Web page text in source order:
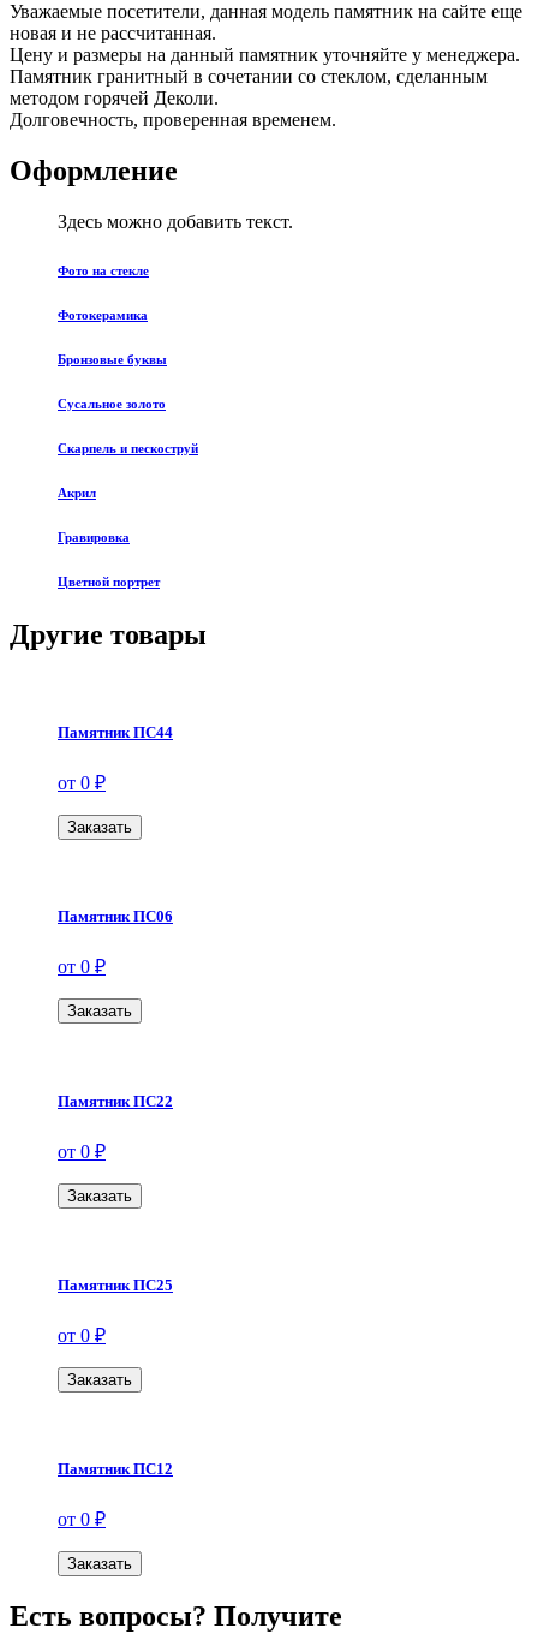
Уважаемые посетители, данная модель памятник на сайте еще
новая и не рассчитанная.
Цену и размеры на данный памятник уточняйте у менеджера.
Памятник гранитный в сочетании со стеклом, сделанным
методом горячей Деколи.
Долговечность, проверенная временем.
Оформление
Здесь можно добавить текст.
Фото на стекле
Фотокерамика
Бронзовые буквы
Сусальное золото
Скарпель и пескоструй
Акрил
Гравировка
Цветной портрет
Другие товары
Памятник ПС44
от 0 ₽
Заказать
Памятник ПС06
от 0 ₽
Заказать
Памятник ПС22
от 0 ₽
Заказать
Памятник ПС25
от 0 ₽
Заказать
Памятник ПС12
от 0 ₽
Заказать
Есть вопросы? Получите